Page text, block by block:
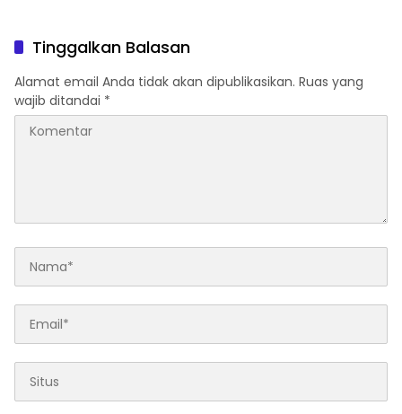
Tinggalkan Balasan
Alamat email Anda tidak akan dipublikasikan. Ruas yang
wajib ditandai *